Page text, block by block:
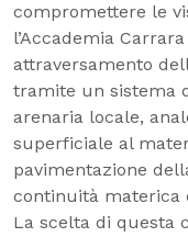
compromettere le
l’Accademia
attraversamento
tramite un sistema
arenaria locale,
superficiale al
pavimentazione
continuità materica
La scelta di questa